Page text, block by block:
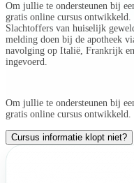
Om jullie te ondersteunen bij
gratis online cursus ontwikkeld.
Slachtoffers van huiselijk
melding doen bij de apotheek
navolging op Italië, Frankrijk
ingevoerd.
Om jullie te ondersteunen bij
gratis online cursus ontwikkeld.
Cursus informatie klopt niet?